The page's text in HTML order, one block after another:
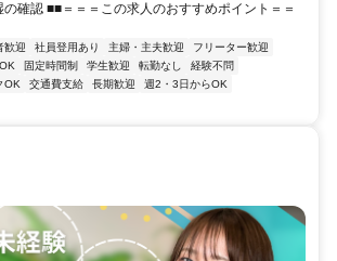
確認 ■■＝＝＝この求人のおすすめポイント＝＝
歓迎 社員登用あり 主婦・主夫歓迎
フリーター歓迎
固定時間制 学生歓迎 転勤なし
経験不問
OK 交通費支給 長期歓迎
週2・3日からOK